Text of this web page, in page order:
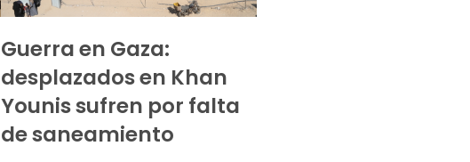
Guerra en Gaza:
desplazados en Khan
Younis sufren por falta
de saneamiento